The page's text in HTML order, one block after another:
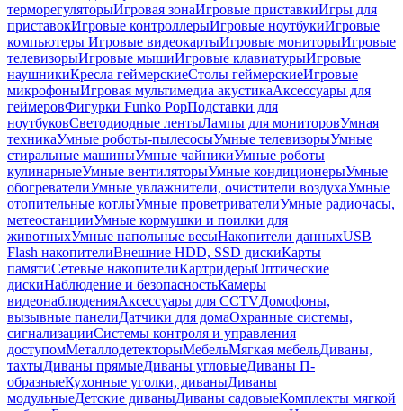
терморегуляторыИгровая зонаИгровые приставкиИгры для
приставокИгровые контроллерыИгровые ноутбукиИгровые
компьютеры Игровые видеокартыИгровые мониторыИгровые
телевизорыИгровые мышиИгровые клавиатурыИгровые
наушникиКресла геймерскиеСтолы геймерскиеИгровые
микрофоныИгровая мультимедиа акустикаАксессуары для
геймеровФигурки Funko PopПодставки для
ноутбуковСветодиодные лентыЛампы для мониторовУмная
техникаУмные роботы-пылесосыУмные телевизорыУмные
стиральные машиныУмные чайникиУмные роботы
кулинарныеУмные вентиляторыУмные кондиционерыУмные
обогревателиУмные увлажнители, очистители воздухаУмные
отопительные котлыУмные проветривателиУмные радиочасы,
метеостанцииУмные кормушки и поилки для
животныхУмные напольные весыНакопители данныхUSB
Flash накопителиВнешние HDD, SSD дискиКарты
памятиСетевые накопителиКартридерыОптические
дискиНаблюдение и безопасностьКамеры
видеонаблюденияАксессуары для CCTVДомофоны,
вызывные панелиДатчики для домаОхранные системы,
сигнализацииСистемы контроля и управления
доступомМеталлодетекторыМебельМягкая мебельДиваны,
тахтыДиваны прямыеДиваны угловыеДиваны П-
образныеКухонные уголки, диваныДиваны
модульныеДетские диваныДиваны садовыеКомплекты мягкой